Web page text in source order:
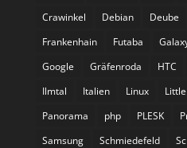
Crawinkel
Debian Deube
Frankenhain
Futaba
Google
Gräfenroda HTC
Ilmtal
Italien Linux
Panorama
php PLESK
Samsung
Schmiedefeld